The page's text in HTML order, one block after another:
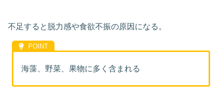
不足すると脱力感や食欲不振の原因になる。
海藻、野菜、果物に多く含まれる